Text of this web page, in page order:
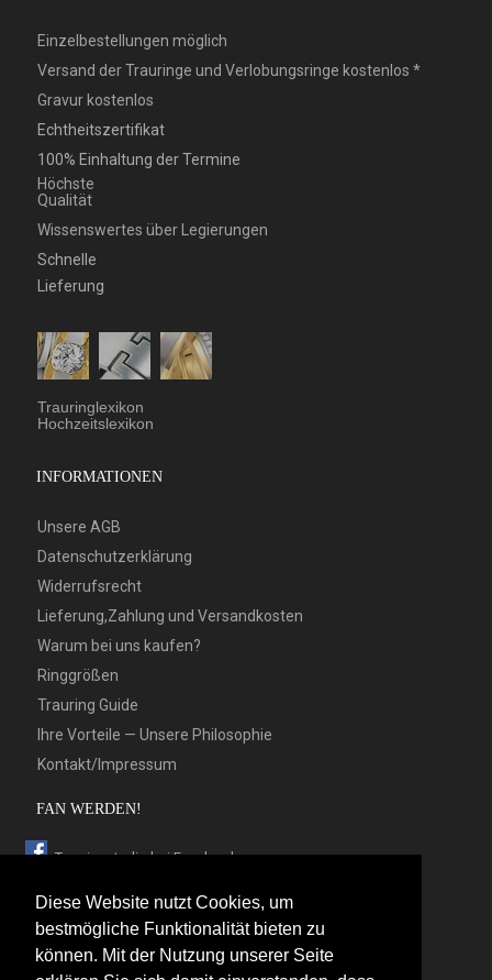
Diese Website nutzt Cookies, um
bestmögliche Funktionalität bieten zu
können. Mit der Nutzung unserer Seite
Einzelbestellungen möglich
Versand der Trauringe und Verlobungsringe kostenlos *
Gravur kostenlos
Echtheitszertifikat
100% Einhaltung der Termine
Höchste
Qualität
Wissenswertes über Legierungen
Schnelle
Lieferung
Trauringlexikon
Hochzeitslexikon
INFORMATIONEN
Unsere AGB
Datenschutzerklärung
Widerrufsrecht
Lieferung,Zahlung und Versandkosten
Warum bei uns kaufen?
Ringgrößen
Trauring Guide
Ihre Vorteile — Unsere Philosophie
Kontakt/Impressum
FAN WERDEN!
Trauringstudio bei Facebook
Trauringstudio bei Twitter
Trauringstudio bei Pinterest